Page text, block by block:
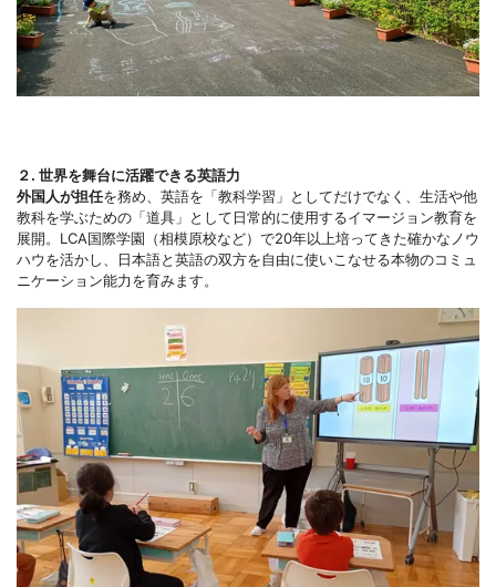
２. 世界を舞台に活躍できる英語力
外国人が担任を務め、英語を「教科学習」としてだけでなく、生活や他
教科を学ぶための「道具」として日常的に使用するイマージョン教育を
展開。LCA国際学園（相模原校など）で20年以上培ってきた確かなノウ
ハウを活かし、日本語と英語の双方を自由に使いこなせる本物のコミュ
ニケーション能力を育みます。